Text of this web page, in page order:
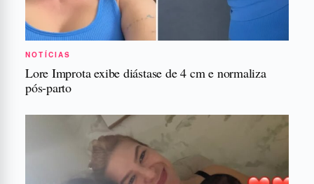
NOTÍCIAS
Lore Improta exibe diástase de 4 cm e normaliza
pós-parto